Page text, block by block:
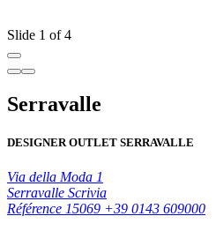
Slide 1 of 4
Serravalle
DESIGNER OUTLET SERRAVALLE
Via della Moda 1
Serravalle Scrivia
Référence 15069 +39 0143 609000